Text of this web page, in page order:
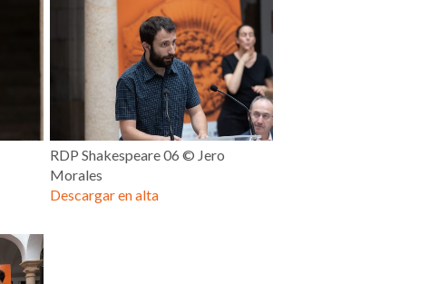
RDP Shakespeare 06 © Jero
Morales
Descargar en alta